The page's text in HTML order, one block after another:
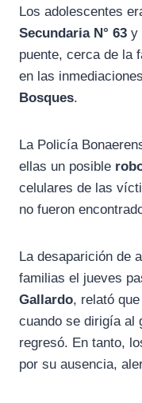
Los adolescentes
Secundaria N° 63 y
puente, cerca de la
en las
Bosques.
La Policía
ellas un posible
celulares de las
no fueron
La desaparición de
familias el jueves
Gallardo, relató
cuando se dirigía al
regresó. En tanto,
por su ausencia,